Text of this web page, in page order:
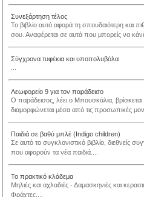
Συνεξάρτηση τέλος
Το βιβλίο αυτό αφορά τη σπουδαιότερη και
σου. Αναφέρεται σε αυτά που μπορείς να
Σύγχρονα τυφέκια και υποπολυβόλα
Λεωφορείο 9 για τον παράδεισο
Ο παράδεισος, λέει ο Μπουσκάλια, βρίσκεται
διαμορφώνεται μέσα από τις προσωπικές
Παιδιά σε βαθύ μπλέ (Indigo children)
Σε αυτό το συγκλονιστικό βιβλίο, διεθνείς
που αφορούν τα νέα παιδιά....
Το πρακτικό κλάδεμα
Μηλιές και αχλαδιές - Δαμασκηνιές και
Φράχτες....